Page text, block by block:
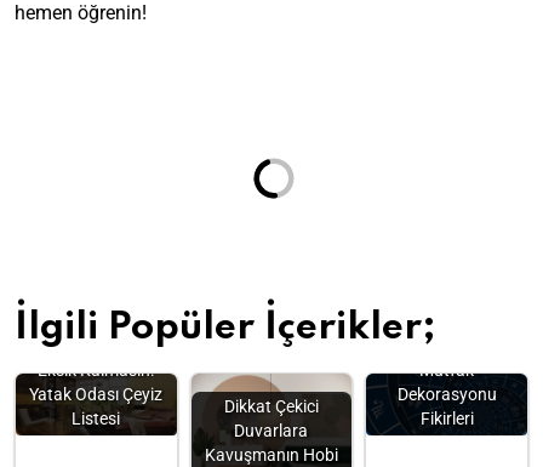
hemen öğrenin!
İlgili Popüler İçerikler;
Eksik Kalmasın:
Yatak Odası Çeyiz
Listesi
Dikkat Çekici
Duvarlara
Kavuşmanın Hobi
Burçlara Göre
Mutfak
Dekorasyonu
Fikirleri